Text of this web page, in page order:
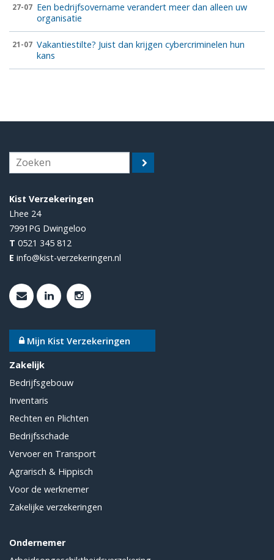
27-07 Een bedrijfsovername verandert meer dan alleen uw
organisatie
21-07 Vakantiestilte? Juist dan krijgen cybercriminelen hun
kans
Kist Verzekeringen
Lhee 24
7991PG Dwingeloo
T 0521 345 812
E info@kist-verzekeringen.nl
Mijn Kist Verzekeringen
Zakelijk
Bedrijfsgebouw
Inventaris
Rechten en Plichten
Bedrijfsschade
Vervoer en Transport
Agrarisch & Hippisch
Voor de werknemer
Zakelijke verzekeringen
Ondernemer